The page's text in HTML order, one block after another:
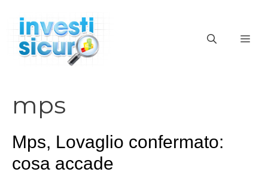
contenuto
mps
Mps, Lovaglio confermato:
cosa accade